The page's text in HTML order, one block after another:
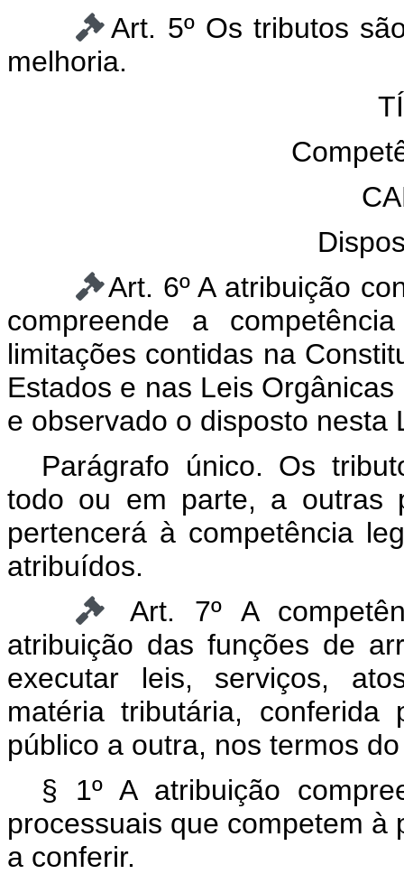
Art. 5º Os tributos
melhoria.
Art. 6º A atribuição
compreende a
limitações contidas na
Estados e nas Leis
e observado o disposto nesta
Parágrafo único. Os
todo ou em parte, a outras
pertencerá à competência
atribuídos.
Art. 7º A
atribuição das funções de
executar leis, serviços,
matéria tributária,
público a outra, nos termos
§ 1º A atribuição
processuais que competem
a conferir.